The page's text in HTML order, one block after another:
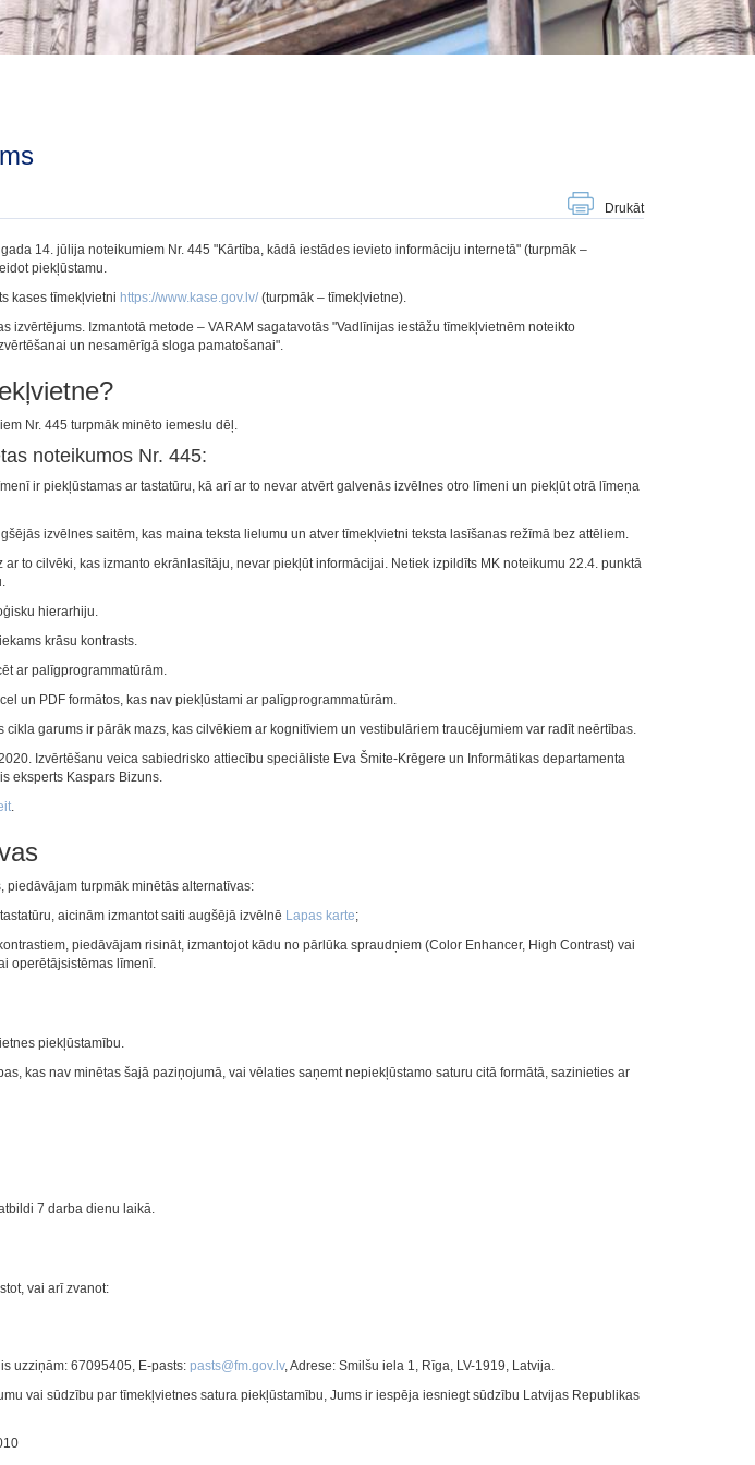
Drukāt
14. jūlija noteikumiem Nr. 445 "Kārtība, kādā iestādes ievieto informāciju internetā" (turpmāk –
piekļūstamu.
kases tīmekļvietni https://www.kase.gov.lv/(turpmāk – tīmekļvietne).
izvērtējums. Izmantotā metode – VARAM sagatavotās "Vadlīnijas iestāžu tīmekļvietnēm noteikto
un nesamērīgā sloga pamatošanai".
?
Nr. 445 turpmāk minēto iemeslu dēļ.
noteikumos Nr. 445:
ir piekļūstamas ar tastatūru, kā arī ar to nevar atvērt galvenās izvēlnes otro līmeni un piekļūt otrā līmeņa
izvēlnes saitēm, kas maina teksta lielumu un atver tīmekļvietni teksta lasīšanas režīmā bez attēliem.
ar to cilvēki, kas izmanto ekrānlasītāju, nevar piekļūt informācijai. Netiek izpildīts MK noteikumu 22.4. punktā
hierarhiju.
krāsu kontrasts.
ar palīgprogrammatūrām.
un PDF formātos, kas nav piekļūstami ar palīgprogrammatūrām.
garums ir pārāk mazs, kas cilvēkiem ar kognitīviem un vestibulāriem traucējumiem var radīt neērtības.
. Izvērtēšanu veica sabiedrisko attiecību speciāliste Eva Šmite-Krēgere un Informātikas departamenta
eksperts Kaspars Bizuns.
.
piedāvājam turpmāk minētās alternatīvas:
aicinām izmantot saiti augšējā izvēlnē Lapas karte;
piedāvājam risināt, izmantojot kādu no pārlūka spraudņiem (Color Enhancer, High Contrast) vai
operētājsistēmas līmenī.
piekļūstamību.
kas nav minētas šajā paziņojumā, vai vēlaties saņemt nepiekļūstamo saturu citā formātā, sazinieties ar
7 darba dienu laikā.
vai arī zvanot:
uzziņām: 67095405, E-pasts: pasts@fm.gov.lv, Adrese: Smilšu iela 1, Rīga, LV-1919, Latvija.
vai sūdzību par tīmekļvietnessatura piekļūstamību, Jums ir iespēja iesniegt sūdzību Latvijas Republikas